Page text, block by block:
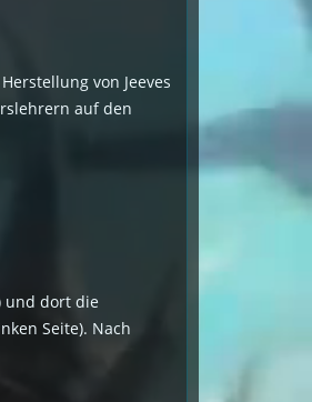
von Jeeves
auf den
und dort die
Seite). Nach